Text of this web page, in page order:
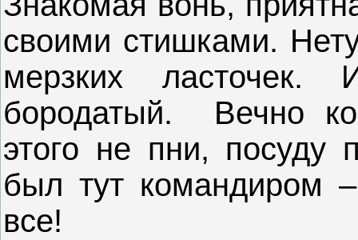
своими стишками.
мерзких
бородатый.
Вечно
этого не пни,
был тут командиром
все!